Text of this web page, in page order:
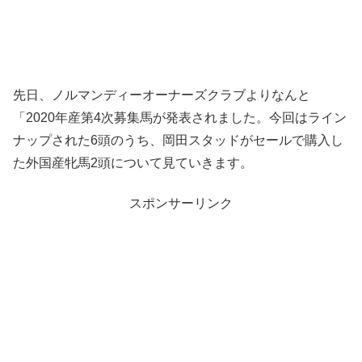
先日、ノルマンディーオーナーズクラブよりなんと
「2020年産第4次募集馬が発表されました。今回はライン
ナップされた6頭のうち、岡田スタッドがセールで購入し
た外国産牝馬2頭について見ていきます。
スポンサーリンク